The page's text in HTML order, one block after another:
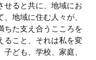
せると共に、地域にお
地域に住む人々が、
ちた支え合うこころを
ること、それは私を変
ども、学校、家庭、